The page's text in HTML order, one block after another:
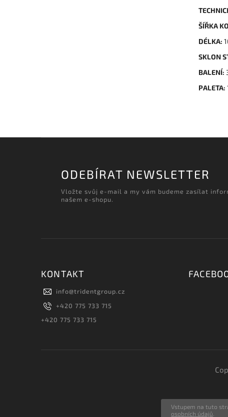
Vstupem na tuto
osobních údajů
ŠÍŘKA
DÉLKA:
SKLON
BALENÍ:
PALETA:
ODEBÍRAT NEWSLETTER
Vložte svůj e-mail a my vám budeme zasílat
našem e-shopu.
KONTAKT
info@tridentgroup.cz
+420 775 733 715
+420 775 733 715